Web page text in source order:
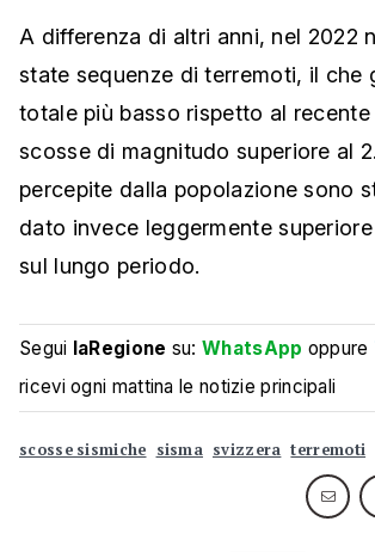
A differenza di altri anni, nel 2022
state sequenze di terremoti, il che
totale più basso rispetto al recente
scosse di magnitudo superiore al
percepite dalla popolazione sono
dato invece leggermente
sul lungo periodo.
Segui laRegione su:WhatsApp oppure
ricevi ogni mattina le notizie principali
scosse sismiche sisma svizzera terremoti